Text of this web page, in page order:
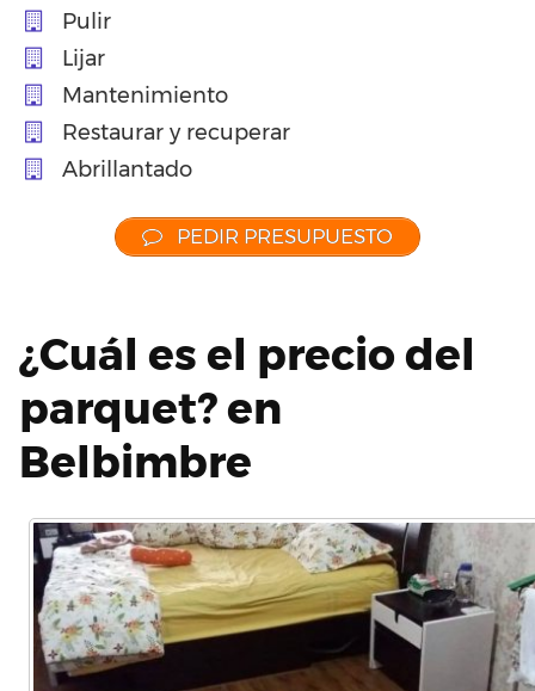
Pulir
Lijar
Mantenimiento
Restaurar y recuperar
Abrillantado
PEDIR PRESUPUESTO
¿Cuál es el precio del
parquet? en
Belbimbre